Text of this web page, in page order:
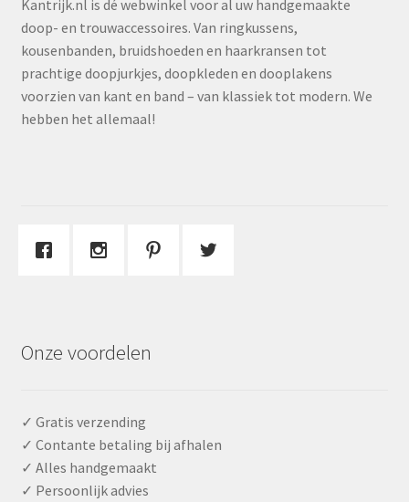
Kantrijk.nl is dé webwinkel voor al uw handgemaakte
doop- en trouwaccessoires. Van ringkussens,
kousenbanden, bruidshoeden en haarkransen tot
prachtige doopjurkjes, doopkleden en dooplakens
voorzien van kant en band – van klassiek tot modern. We
hebben het allemaal!
Onze voordelen
✓ Gratis verzending
✓ Contante betaling bij afhalen
✓ Alles handgemaakt
✓ Persoonlijk advies